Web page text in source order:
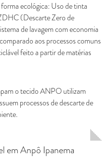
ecológica: Uso de tinta
(Descarte Zero de
de lavagem com economia
aos processos comuns
feito a partir de matérias
o tecido ANPO utilizam
processos de descarte de
emAnpô Ipanema